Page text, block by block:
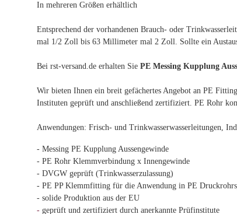
In mehreren Größen erhältlich
Entsprechend der vorhandenen Brauch- oder
mal 1/2 Zoll bis 63 Millimeter mal 2 Zoll. Sollte ein
Bei rst-versand.de erhalten Sie PE Messing Kupplung
Wir bieten Ihnen ein breit gefächertes Angebot an PE
Instituten geprüft und anschließend zertifiziert. PE Rohr
Anwendungen: Frisch- und Trinkwasserwasserleitungen,
- Messing PE Kupplung Aussengewinde
- PE Rohr Klemmverbindung x Innengewinde
- DVGW geprüft (Trinkwasserzulassung)
- PE PP Klemmfitting für die Anwendung in PE
- solide Produktion aus der EU
- geprüft und zertifiziert durch anerkannte Prüfinstitute